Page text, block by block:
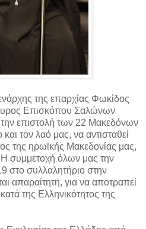
της επαρχίας Φωκίδος
Επισκόπου Σαλώνων
την επιστολή των 22 Μακεδόνων
τον λαό μας, να αντισταθεί
της ηρωϊκής Μακεδονίας μας,
συμμετοχή όλων μας την
στο συλλαλητήριο στην
απαραίτητη, για να αποτραπεί
της Ελληνικότητος της